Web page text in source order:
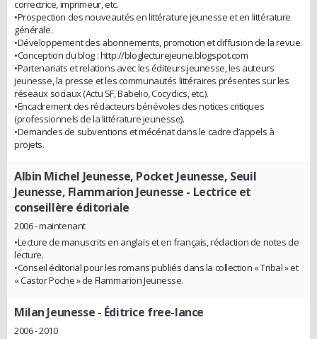
correctrice, imprimeur, etc.
•Prospection des nouveautés en littérature jeunesse et en littérature
générale.
•Développement des abonnements, promotion et diffusion de la revue.
•Conception du blog : http://bloglecturejeune.blogspot.com
•Partenariats et relations avec les éditeurs jeunesse, les auteurs
jeunesse, la presse et les communautés littéraires présentes sur les
réseaux sociaux (Actu SF, Babelio, Cocyclics, etc.).
•Encadrement des rédacteurs bénévoles des notices critiques
(professionnels de la littérature jeunesse).
•Demandes de subventions et mécénat dans le cadre d’appels à
projets.
Albin Michel Jeunesse, Pocket Jeunesse, Seuil
Jeunesse, Flammarion Jeunesse - Lectrice et
conseillère éditoriale
2006 - maintenant
•Lecture de manuscrits en anglais et en français, rédaction de notes de
lecture.
•Conseil éditorial pour les romans publiés dans la collection « Tribal » et
« Castor Poche » de Flammarion Jeunesse.
Milan Jeunesse - Éditrice free-lance
2006 - 2010